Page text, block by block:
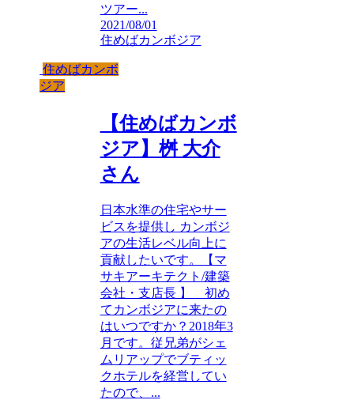
ツアー...
2021/08/01
住めばカンボジア
住めばカンボ
ジア
【住めばカンボ
ジア】桝 大介
さん
日本水準の住宅やサー
ビスを提供し カンボジ
アの生活レベル向上に
貢献したいです。【マ
サキアーキテクト/建築
会社・支店長 】 初め
てカンボジアに来たの
はいつですか？2018年3
月です。従兄弟がシェ
ムリアップでブティッ
クホテルを経営してい
たので、...